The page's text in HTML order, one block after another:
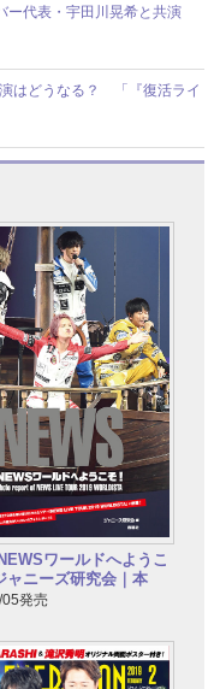
ー代表・宇田川晃希と共演
はどうなる？ 「『復活ライ
ワールドへようこ
ャニーズ研究会｜本
発売